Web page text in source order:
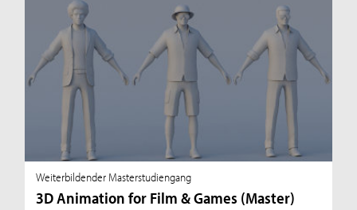
Weiterbildender Masterstudiengang
3D Animation for Film & Games (Master)